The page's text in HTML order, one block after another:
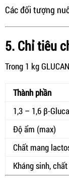
Các đối tượng
5. Chỉ tiêu
Trong 1 kg
Thành phần
1,3 – 1,6 β-
Độ ẩm (max)
Chất mang
Kháng sinh,